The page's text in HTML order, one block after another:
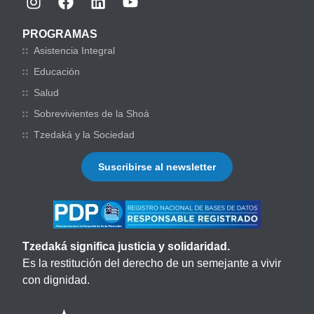
PROGRAMAS
Asistencia Integral
Educación
Salud
Sobrevivientes de la Shoá
Tzedaká y la Sociedad
Suscribirse al newsletter
Tzedaká significa justicia y solidaridad.
Es la restitución del derecho de un semejante a vivir
con dignidad.